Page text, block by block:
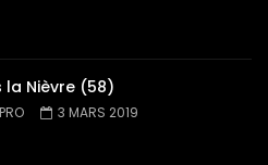
la Nièvre (58)
3 MARS 2019